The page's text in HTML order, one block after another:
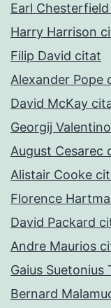
Earl
Harry Harrison
Filip David citat
Alexander Pope
David McKay
Georgij
August Cesarec
Alistair Cooke
Florence
David Packard
Andre Maurios
Gaius
Bernard